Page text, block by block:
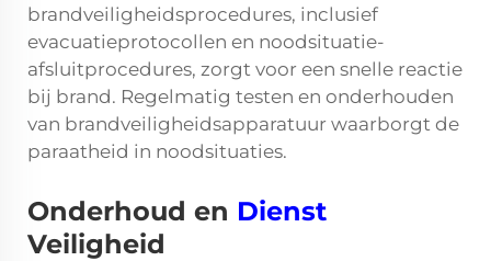
brandveiligheidsprocedures, inclusief
evacuatieprotocollen en noodsituatie-
afsluitprocedures, zorgt voor een snelle reactie
bij brand. Regelmatig testen en onderhouden
van brandveiligheidsapparatuur waarborgt de
paraatheid in noodsituaties.
Onderhoud en Dienst
Veiligheid